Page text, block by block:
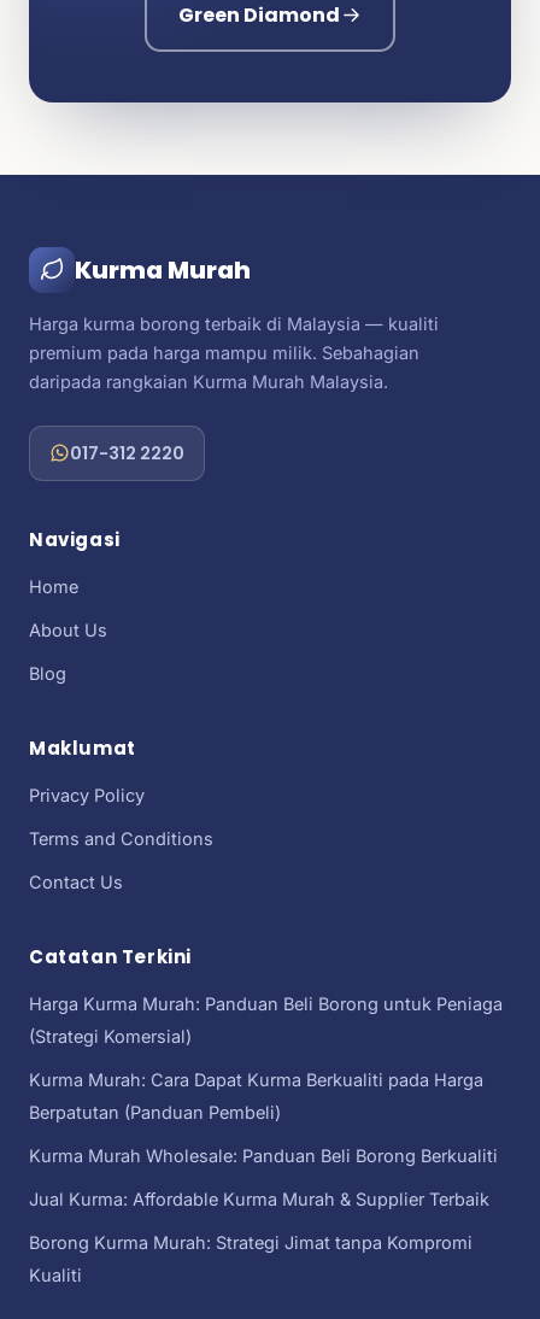
Green Diamond
Kurma Murah
Harga kurma borong terbaik di Malaysia — kualiti
premium pada harga mampu milik. Sebahagian
daripada rangkaian Kurma Murah Malaysia.
017-312 2220
Navigasi
Home
About Us
Blog
Maklumat
Privacy Policy
Terms and Conditions
Contact Us
Catatan Terkini
Harga Kurma Murah: Panduan Beli Borong untuk Peniaga
(Strategi Komersial)
Kurma Murah: Cara Dapat Kurma Berkualiti pada Harga
Berpatutan (Panduan Pembeli)
Kurma Murah Wholesale: Panduan Beli Borong Berkualiti
Jual Kurma: Affordable Kurma Murah & Supplier Terbaik
Borong Kurma Murah: Strategi Jimat tanpa Kompromi
Kualiti